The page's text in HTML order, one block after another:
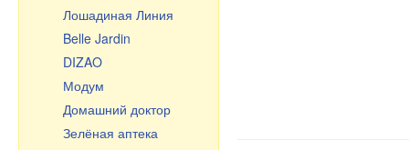
Клеёнка в рулонах
Мясорубки
Выпечка, чай, кофе
Горшки и жаровни
Посуда из керамики
Посуда из стекла
ванны
Лошадиная Линия
Belle Jardin
DIZAO
Модум
Домашний доктор
Зелёная аптека